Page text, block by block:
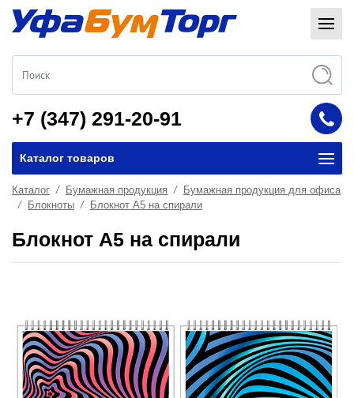
+7 (347) 291-20-91
Каталог товаров
Каталог Бумажная продукция
Бумажная продукция для офиса
Блокноты
Блокнот А5 на спирали
Блокнот А5 на спирали